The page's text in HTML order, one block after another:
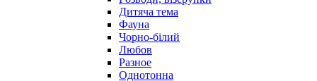
Дитяча тема
Фауна
Чорно-білий
Любов
Разное
Однотонна